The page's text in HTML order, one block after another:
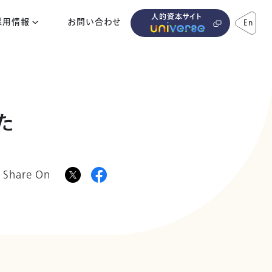
用情報 お問い合わせ 人的資本サイト En
Share On